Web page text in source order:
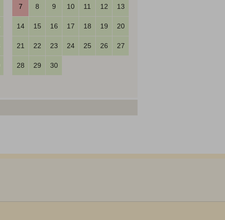
7 8 9 10 11 12 13
14 15 16 17 18 19 20
21 22 23 24 25 26 27
28 29 30